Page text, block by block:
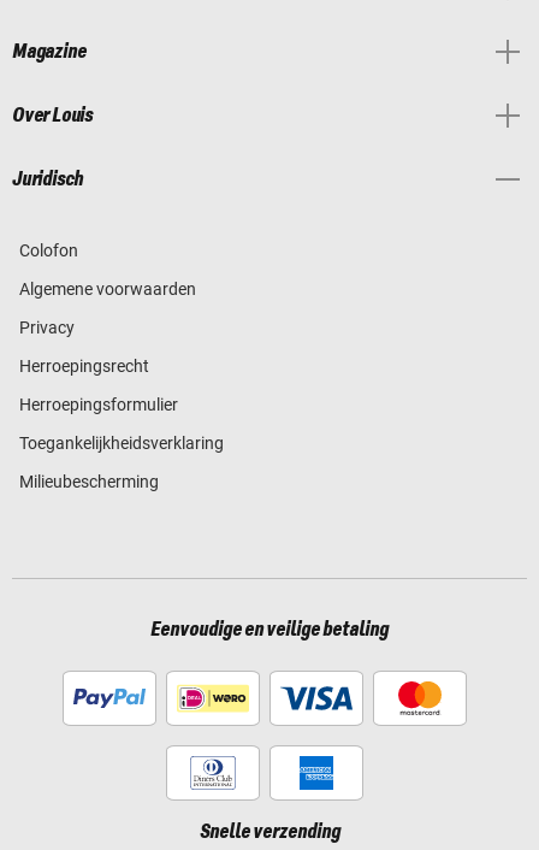
Magazine
Over Louis
Juridisch
Colofon
Algemene voorwaarden
Privacy
Herroepingsrecht
Herroepingsformulier
Toegankelijkheidsverklaring
Milieubescherming
Eenvoudige en veilige betaling
Snelle verzending